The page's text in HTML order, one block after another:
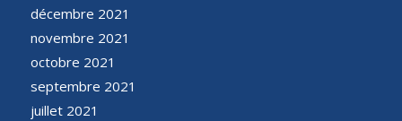
décembre 2021
novembre 2021
octobre 2021
septembre 2021
juillet 2021